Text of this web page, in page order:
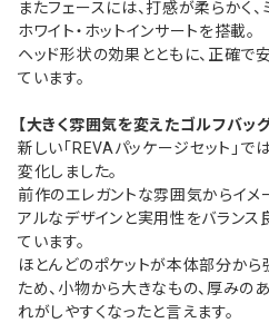
またフェースには、打感が柔らかく
ホワイト・ホットインサートを搭載。
ヘッド形状の効果とともに、正確で
ています。
【大きく雰囲気を変えたゴルフバッグ
新しい「REVAパッケージセット」で
変化しました。
前作のエレガントな雰囲気からイメ
アルなデザインと実用性をバランス
ています。
ほとんどのポケットが本体部分から
ため、小物から大きなもの、厚みの
れがしやすくなったと言えます。